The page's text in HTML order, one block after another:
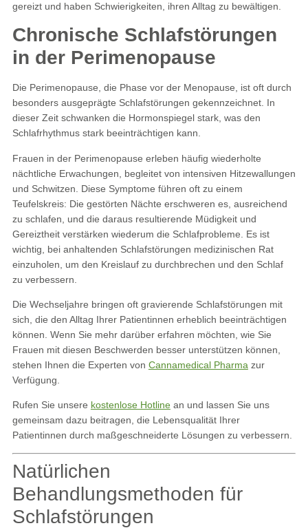
gereizt und haben Schwierigkeiten, ihren Alltag zu bewältigen​.
Chronische Schlafstörungen
in der Perimenopause
Die Perimenopause, die Phase vor der Menopause, ist oft durch
besonders ausgeprägte Schlafstörungen gekennzeichnet. In
dieser Zeit schwanken die Hormonspiegel stark, was den
Schlafrhythmus stark beeinträchtigen kann.
Frauen in der Perimenopause erleben häufig wiederholte
nächtliche Erwachungen, begleitet von intensiven Hitzewallungen
und Schwitzen. Diese Symptome führen oft zu einem
Teufelskreis: Die gestörten Nächte erschweren es, ausreichend
zu schlafen, und die daraus resultierende Müdigkeit und
Gereiztheit verstärken wiederum die Schlafprobleme. Es ist
wichtig, bei anhaltenden Schlafstörungen medizinischen Rat
einzuholen, um den Kreislauf zu durchbrechen und den Schlaf
zu verbessern​.
Die Wechseljahre bringen oft gravierende Schlafstörungen mit
sich, die den Alltag Ihrer Patientinnen erheblich beeinträchtigen
können. Wenn Sie mehr darüber erfahren möchten, wie Sie
Frauen mit diesen Beschwerden besser unterstützen können,
stehen Ihnen die Experten von Cannamedical Pharma zur
Verfügung.
Rufen Sie unsere kostenlose Hotlinean und lassen Sie uns
gemeinsam dazu beitragen, die Lebensqualität Ihrer
Patientinnen durch maßgeschneiderte Lösungen zu verbessern.
Natürlichen
Behandlungsmethoden für
Schlafstörungen